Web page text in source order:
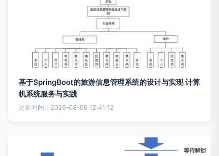
基于SpringBoot的旅游信息管理系统的设计与实现 计算
机系统服务与实践
更新时间：2026-08-06 12:41:12